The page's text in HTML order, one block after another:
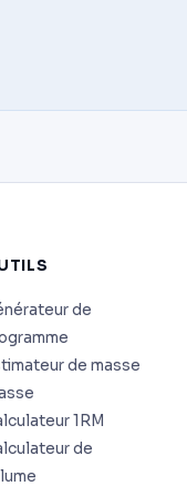
de
de masse
1RM
de